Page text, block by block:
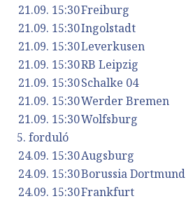
21.09. 15:30Freiburg
21.09. 15:30Ingolstadt
21.09. 15:30Leverkusen
21.09. 15:30RB Leipzig
21.09. 15:30Schalke 04
21.09. 15:30Werder Bremen
21.09. 15:30Wolfsburg
5. forduló
24.09. 15:30Augsburg
24.09. 15:30Borussia Dortmund
24.09. 15:30Frankfurt